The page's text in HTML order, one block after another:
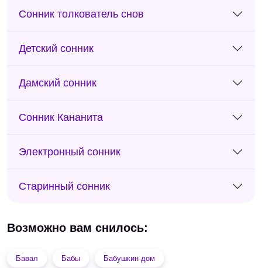
Сонник толкователь снов
Детский сонник
Дамский сонник
Сонник Кананита
Электронный сонник
Старинный сонник
Возможно вам снилось:
Бавал Бабы Бабушкин дом